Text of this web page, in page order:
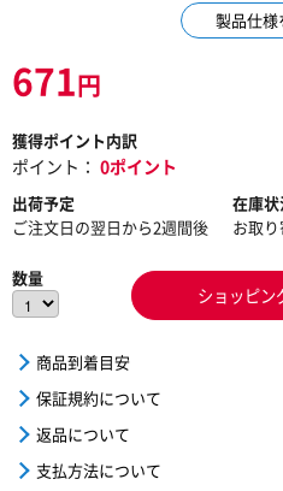
製品仕様
671円
獲得ポイント内訳
ポイント： 0ポイント
出荷予定
ご注文日の翌日から2週間後
在庫
お取
数量
ショッピン
商品到着目安
保証規約について
返品について
支払方法について